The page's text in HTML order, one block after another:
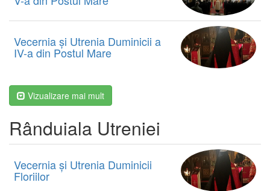
Vecernia și Utrenia Duminicii a
IV-a din Postul Mare
Vizualizare mai mult
Rânduiala Utreniei
Vecernia și Utrenia Duminicii
Floriilor